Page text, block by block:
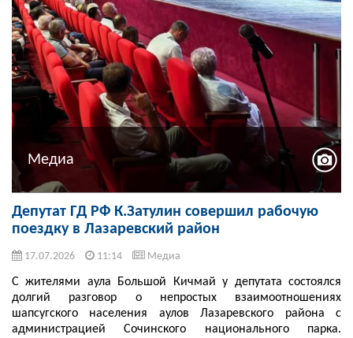
Медиа
Депутат ГД РФ К.Затулин совершил рабочую
поездку в Лазаревский район
17.07.2026 11:14 Медиа
С жителями аула Большой Кичмай у депутата состоялся
долгий разговор о непростых взаимоотношениях
шапсугского населения аулов Лазаревского района с
администрацией Сочинского национального парка.